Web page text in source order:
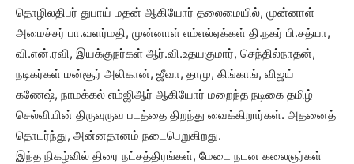
தொழிலதிபர் துபாய் மதன் ஆகியோர் தலைமையில், முன்னாள்
அமைச்சர் பா.வளர்மதி, முன்னாள் எம்எல்ஏக்கள் தி.நகர் பி.சத்யா,
வி.என்.ரவி, இயக்குநர்கள் ஆர்.வி.உதயகுமார், செந்தில்நாதன்,
நடிகர்கள் மன்சூர் அலிகான், ஜீவா, தாமு, கிங்காங், விஜய்
கணேஷ், நாமக்கல் எம்ஜிஆர் ஆகியோர் மறைந்த நடிகை தமிழ்
செல்வியின் திருவுருவ படத்தை திறந்து வைக்கிறார்கள். அதனைத்
தொடர்ந்து, அன்னதானம் நடைபெறுகிறது.
இந்த நிகழ்வில் திரை நட்சத்திரங்கள், மேடை நடன கலைஞர்கள்